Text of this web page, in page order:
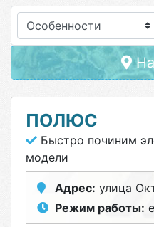
Особенности
На
ПОЛЮС
Быстро починим
модели
Адрес: улица
Режим работы: